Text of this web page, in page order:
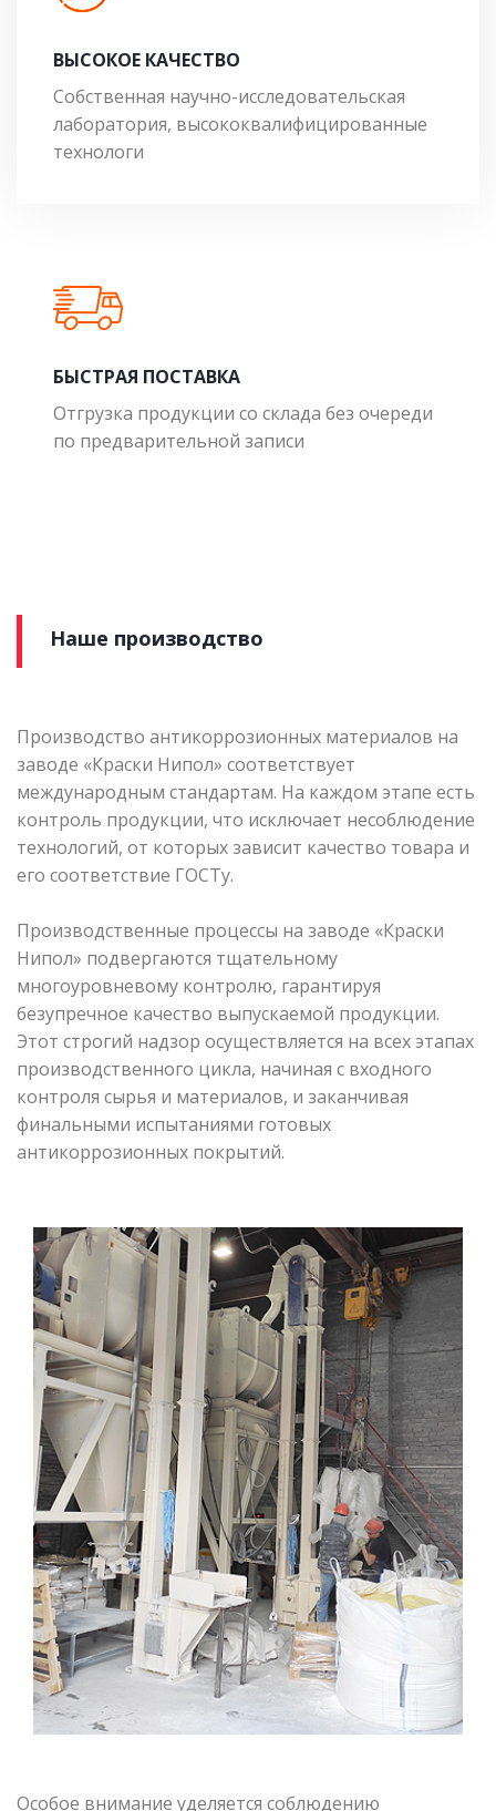
ВЫСОКОЕ КАЧЕСТВО
Собственная научно-исследовательская
лаборатория, высококвалифицированные
технологи
БЫСТРАЯ ПОСТАВКА
Отгрузка продукции со склада без очереди
по предварительной записи
Наше производство
Производство антикоррозионных материалов на
заводе «Краски Нипол» соответствует
международным стандартам. На каждом этапе есть
контроль продукции, что исключает несоблюдение
технологий, от которых зависит качество товара и
его соответствие ГОСТу.
Производственные процессы на заводе «Краски
Нипол» подвергаются тщательному
многоуровневому контролю, гарантируя
безупречное качество выпускаемой продукции.
Этот строгий надзор осуществляется на всех этапах
производственного цикла, начиная с входного
контроля сырья и материалов, и заканчивая
финальными испытаниями готовых
антикоррозионных покрытий.
Особое внимание уделяется соблюдению